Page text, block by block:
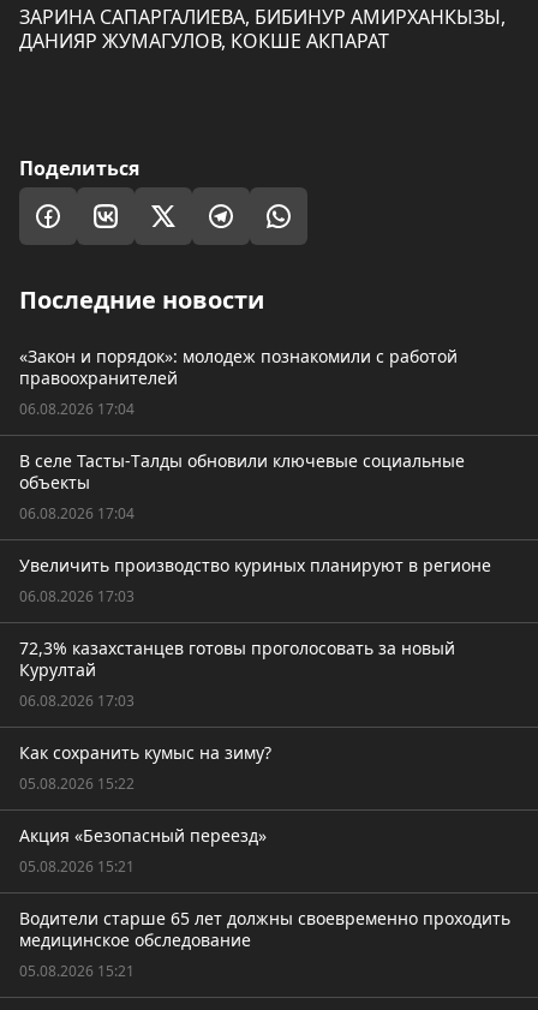
ЗАРИНА САПАРГАЛИЕВА, БИБИНУР АМИРХАНКЫЗЫ,
ДАНИЯР ЖУМАГУЛОВ, КОКШЕ АКПАРАТ
Поделиться
Последние новости
«Закон и порядок»: молодеж познакомили с работой
правоохранителей
06.08.2026 17:04
В селе Тасты-Tалды обновили ключевые социальные
объекты
06.08.2026 17:04
Увеличить производство куриных планируют в регионе
06.08.2026 17:03
72,3% казахстанцев готовы проголосовать за новый
Курултай
06.08.2026 17:03
Как сохранить кумыс на зиму?
05.08.2026 15:22
Акция «Безопасный переезд»
05.08.2026 15:21
Водители старше 65 лет должны своевременно проходить
медицинское обследование
05.08.2026 15:21